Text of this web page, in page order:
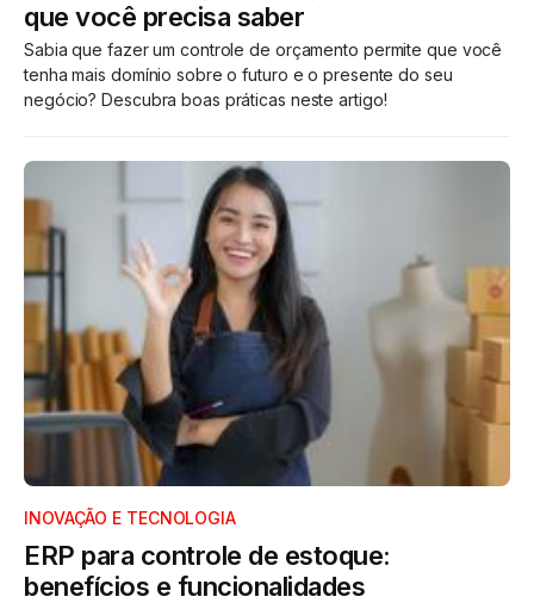
que você precisa saber
Sabia que fazer um controle de orçamento permite que você
tenha mais domínio sobre o futuro e o presente do seu
negócio? Descubra boas práticas neste artigo!
INOVAÇÃO E TECNOLOGIA
ERP para controle de estoque:
benefícios e funcionalidades